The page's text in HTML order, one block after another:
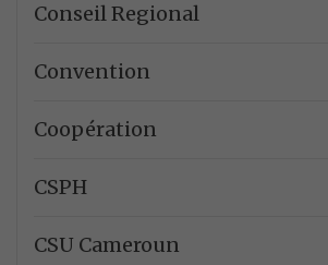
Conseil Regional
Convention
Coopération
CSPH
CSU Cameroun